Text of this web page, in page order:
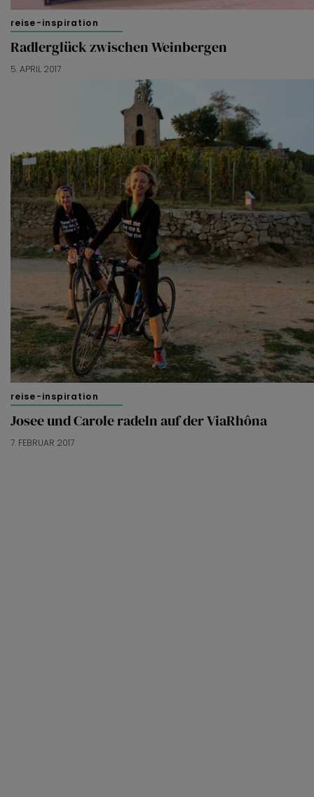
reise-inspiration
Radlerglück zwischen Weinbergen
5. APRIL 2017
reise-inspiration
Josee und Carole radeln auf der ViaRhôna
7. FEBRUAR 2017